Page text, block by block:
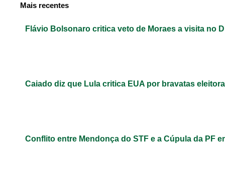
Mais recentes
Flávio Bolsonaro critica veto de Moraes a visita no
Caiado diz que Lula critica EUA por bravatas
Conflito entre Mendonça do STF e a Cúpula da PF